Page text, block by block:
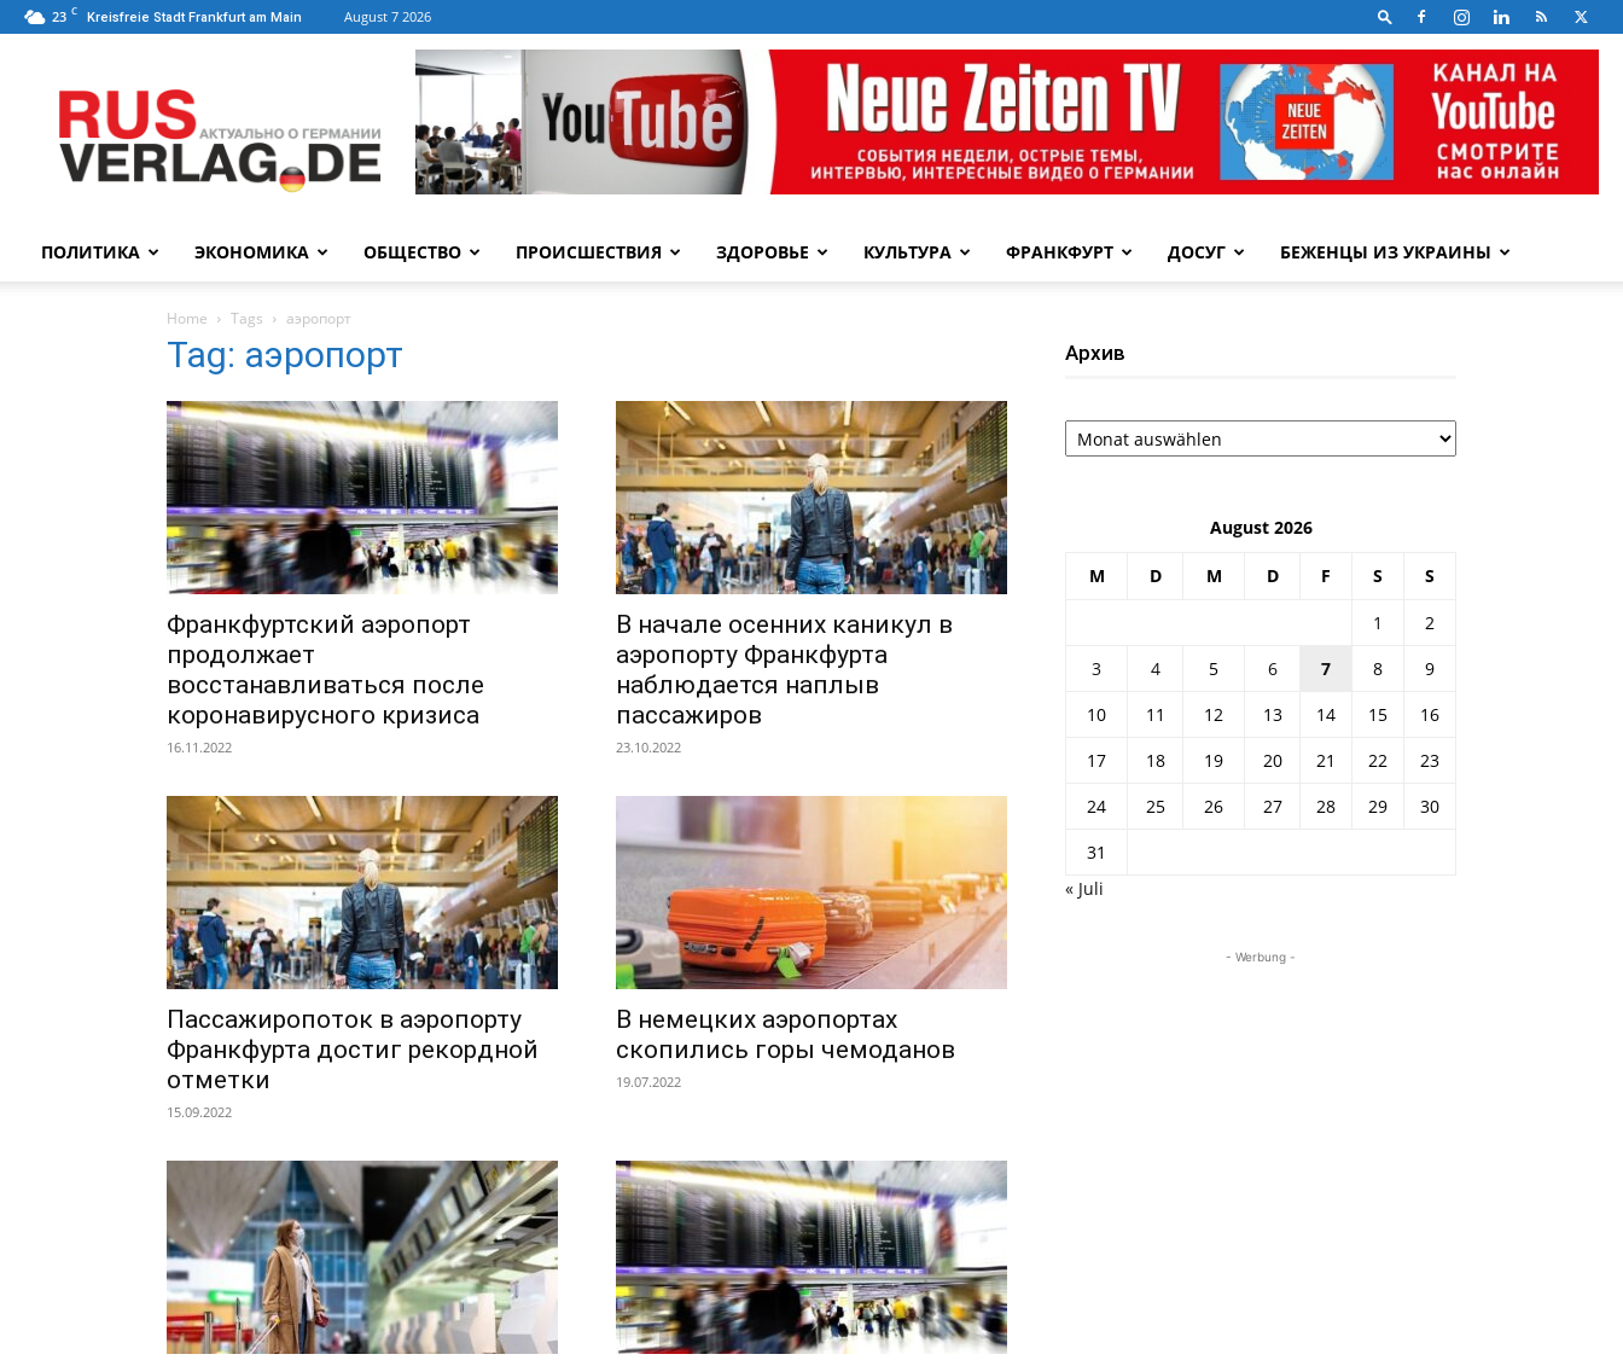
23 C Kreisfreie Stadt Frankfurt am Main August 7 2026
ПОЛИТИКА ЭКОНОМИКА ОБЩЕСТВО ПРОИСШЕСТВИЯ ЗДОРОВЬЕ КУЛЬТУРА ФРАНКФУРТ ДОСУГ БЕЖЕНЦЫ ИЗ УКРАИНЫ
Home Tags аэропорт
Tag: аэропорт
Франкфуртский аэропорт
продолжает
восстанавливаться после
коронавирусного кризиса
16.11.2022
В начале осенних каникул в
аэропорту Франкфурта
наблюдается наплыв
пассажиров
23.10.2022
Пассажиропоток в аэропорту
Франкфурта достиг рекордной
отметки
15.09.2022
В немецких аэропортах
скопились горы чемоданов
19.07.2022
Архив
Архив
August 2026
M D M D F S S
1
2
3
4 5 6 7 8
9
10
11 12 13 14 15
16
17
18 19 20 21 22
23
24
25 26 27 28 29
30
31
« Juli
- Werbung -